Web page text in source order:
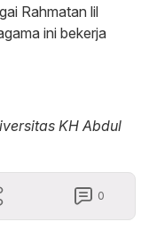
Rahmatan lil
ini bekerja
KH Abdul
0